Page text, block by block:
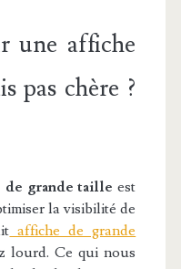
une affiche
pas chère ?
de grande taille est
la visibilité de
affiche de grande
lourd. Ce qui nous